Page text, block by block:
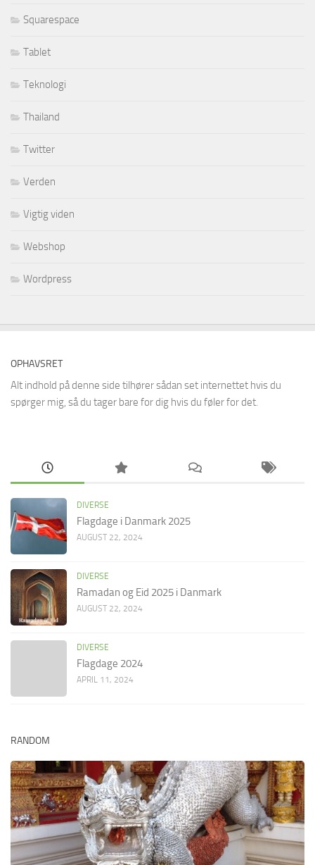
Squarespace
Tablet
Teknologi
Thailand
Twitter
Verden
Vigtig viden
Webshop
Wordpress
OPHAVSRET
Alt indhold på denne side tilhører sådan set internettet hvis du
spørger mig, så du tager bare for dig hvis du føler for det.
DIVERSE
Flagdage i Danmark 2025
AUGUST 22, 2024
DIVERSE
Ramadan og Eid 2025 i Danmark
AUGUST 22, 2024
DIVERSE
Flagdage 2024
APRIL 11, 2024
RANDOM